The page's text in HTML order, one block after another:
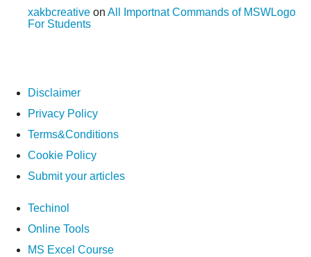
xakbcreative on All Importnat Commands of MSWLogo
For Students
Disclaimer
Privacy Policy
Terms&Conditions
Cookie Policy
Submit your articles
Techinol
Online Tools
MS Excel Course